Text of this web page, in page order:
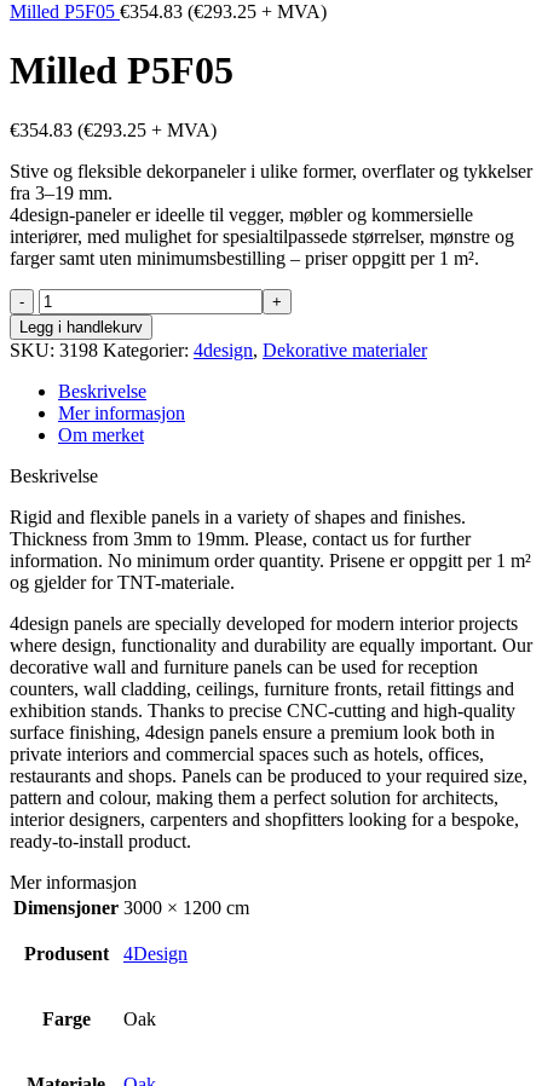
Milled P5F05 €354.83 (€293.25 + MVA)
Milled P5F05
€354.83 (€293.25 + MVA)
Stive og fleksible dekorpaneler i ulike former, overflater og tykkelser
fra 3–19 mm.
4design-paneler er ideelle til vegger, møbler og kommersielle
interiører, med mulighet for spesialtilpassede størrelser, mønstre og
farger samt uten minimumsbestilling – priser oppgitt per 1 m².
Milled
P5F05
antall
Legg i handlekurv
SKU: 3198 Kategorier: 4design, Dekorative materialer
Beskrivelse
Mer informasjon
Om merket
Beskrivelse
Rigid and flexible panels in a variety of shapes and finishes.
Thickness from 3mm to 19mm. Please, contact us for further
information. No minimum order quantity. Prisene er oppgitt per 1 m²
og gjelder for TNT-materiale.
4design panels are specially developed for modern interior projects
where design, functionality and durability are equally important. Our
decorative wall and furniture panels can be used for reception
counters, wall cladding, ceilings, furniture fronts, retail fittings and
exhibition stands. Thanks to precise CNC-cutting and high-quality
surface finishing, 4design panels ensure a premium look both in
private interiors and commercial spaces such as hotels, offices,
restaurants and shops. Panels can be produced to your required size,
pattern and colour, making them a perfect solution for architects,
interior designers, carpenters and shopfitters looking for a bespoke,
ready-to-install product.
Mer informasjon
Dimensjoner 3000 × 1200 cm
Produsent 4Design
Farge Oak